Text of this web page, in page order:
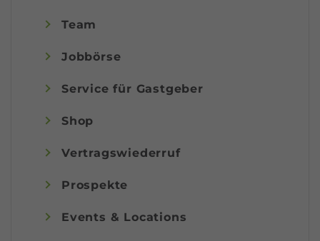
Team
Jobbörse
Service für Gastgeber
Shop
Vertragswiederruf
Prospekte
Events & Locations